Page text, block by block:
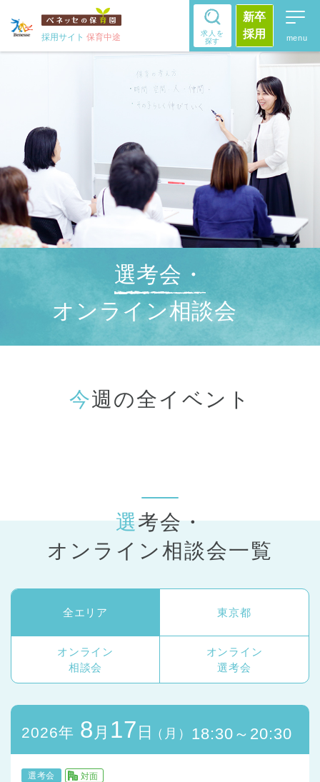
採用サイト 保育中途
求人を
探す
新卒
採用
選考会・
オンライン相談会
今週の全イベント
選考会・
オンライン相談会一覧
全エリア 東京都
オンライン
相談会
オンライン
選考会
2026年 8 月 17 日 （月） 18:30～20:30
選考会 対面